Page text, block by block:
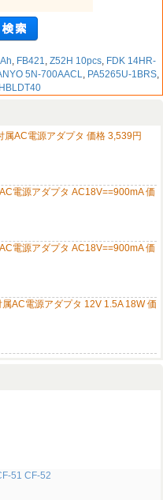
, FB421, Z52H 10pcs, FDK 14HR-
5N-700AACL, PA5265U-1BRS,
HBLDT40
属AC電源アダプタ 価格 3,539円
電源アダプタ AC18V==900mA 価
電源アダプタ AC18V==900mA 価
AC電源アダプタ 12V 1.5A 18W 価
51 CF-52